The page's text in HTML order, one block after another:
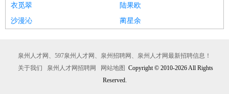
衣觅翠
陆果欧
沙漫沁
蔺星余
泉州人才网、597泉州人才网、泉州招聘网、泉州人才网最新招聘信息！
关于我们
泉州人才网招聘网 网站地图 Copyright © 2010-2026 All Rights
Reserved.